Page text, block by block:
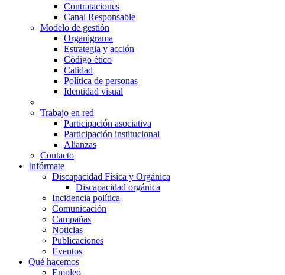
Contrataciones
Canal Responsable
Modelo de gestión
Organigrama
Estrategia y acción
Código ético
Calidad
Política de personas
Identidad visual
Trabajo en red
Participación asociativa
Participación institucional
Alianzas
Contacto
Infórmate
Discapacidad Física y Orgánica
Discapacidad orgánica
Incidencia política
Comunicación
Campañas
Noticias
Publicaciones
Eventos
Qué hacemos
Empleo